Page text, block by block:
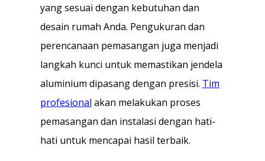
yang sesuai dengan kebutuhan dan
desain rumah Anda. Pengukuran dan
perencanaan pemasangan juga menjadi
langkah kunci untuk memastikan jendela
aluminium dipasang dengan presisi. Tim
profesional akan melakukan proses
pemasangan dan instalasi dengan hati-
hati untuk mencapai hasil terbaik.